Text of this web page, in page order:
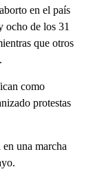
en el país
ocho de los 31
que otros
como
protestas
una marcha